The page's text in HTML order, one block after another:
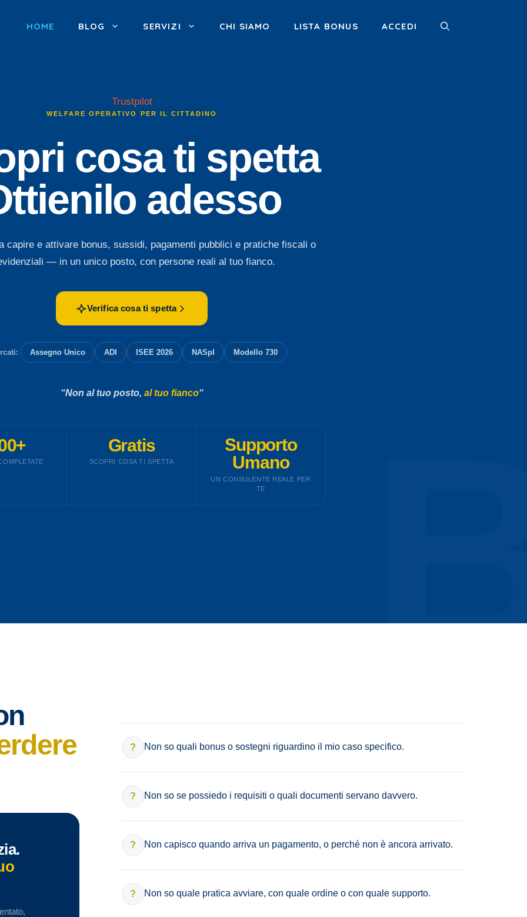
HOME BLOG SERVIZI CHI SIAMO LISTA BONUS ACCEDI
Trustpilot
WELFARE OPERATIVO PER IL CITTADINO
cosa ti spetta
adesso
capire e attivare bonus, sussidi, pagamenti pubblici e pratiche fiscali o
— in un unico posto, con persone reali al tuo fianco.
Verifica cosa ti spetta
Assegno Unico ADI ISEE 2026 NASpI Modello 730
“Non al tuo posto, al tuo fianco“
Gratis
SCOPRI COSA TI SPETTA
Supporto
Umano
UN CONSULENTE REALE PER
TE
? Non so quali bonus o sostegni riguardino il mio caso specifico.
? Non so se possiedo i requisiti o quali documenti servano davvero.
? Non capisco quando arriva un pagamento, o perché non è ancora arrivato.
? Non so quale pratica avviare, con quale ordine o con quale supporto.